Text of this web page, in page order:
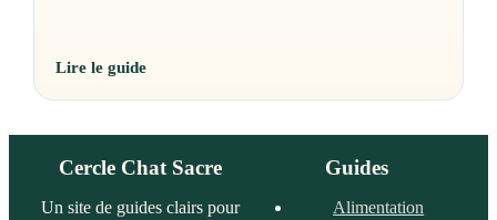
Lire le guide
Cercle Chat Sacre
Un site de guides clairs pour
Guides
Alimentation